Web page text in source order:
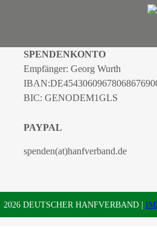
SPENDENKONTO
Empfänger: Georg Wurth
IBAN:
BIC: GENODEM1GLS
PAYPAL
spenden(at)hanfverband.de
2026 DEUTSCHER HANFVERBAND |